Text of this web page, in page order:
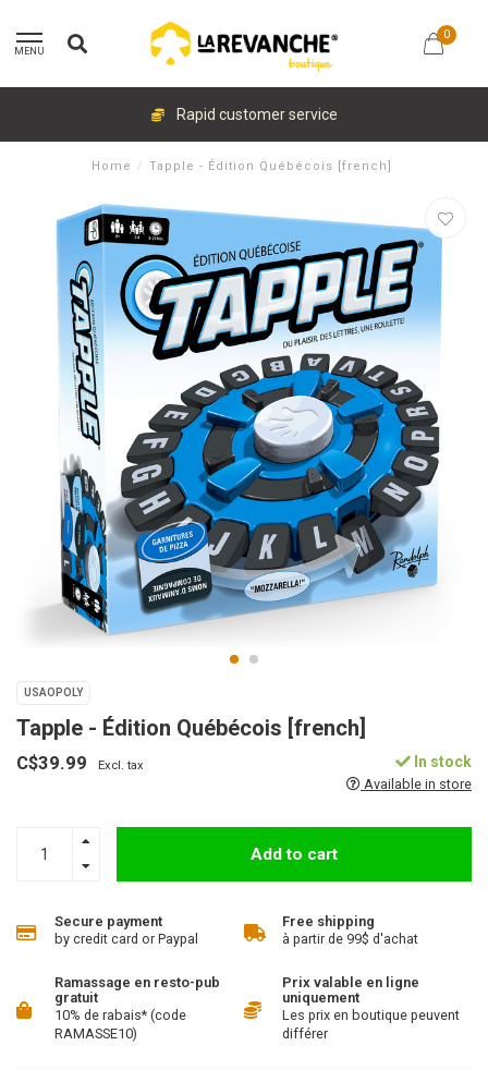
MENU
0
Rapid customer service
Home / Tapple - Édition Québécois [french]
USAOPOLY
Tapple - Édition Québécois [french]
C$39.99 Excl. tax In stock
Available in store
Add to cart
Secure payment
by credit card or Paypal
Free shipping
à partir de 99$ d'achat
Ramassage en resto-pub
gratuit
10% de rabais* (code
RAMASSE10)
Prix valable en ligne
uniquement
Les prix en boutique peuvent
différer